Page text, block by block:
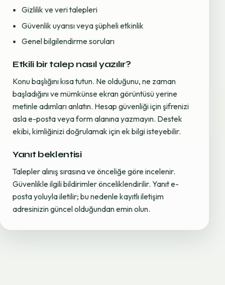
Gizlilik ve veri talepleri
Güvenlik uyarısı veya şüpheli etkinlik
Genel bilgilendirme soruları
Etkili bir talep nasıl yazılır?
Konu başlığını kısa tutun. Ne olduğunu, ne zaman
başladığını ve mümkünse ekran görüntüsü yerine
metinle adımları anlatın. Hesap güvenliği için şifrenizi
asla e-posta veya form alanına yazmayın. Destek
ekibi, kimliğinizi doğrulamak için ek bilgi isteyebilir.
Yanıt beklentisi
Talepler alınış sırasına ve önceliğe göre incelenir.
Güvenlikle ilgili bildirimler önceliklendirilir. Yanıt e-
posta yoluyla iletilir; bu nedenle kayıtlı iletişim
adresinizin güncel olduğundan emin olun.